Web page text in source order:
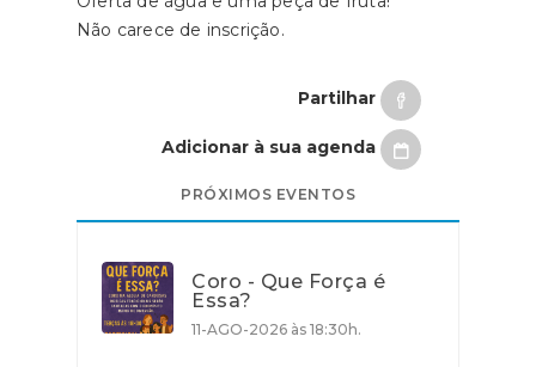
Não carece de inscrição.
Partilhar
Adicionar à sua agenda
PRÓXIMOS EVENTOS
Coro - Que Força é
Essa?
11-AGO-2026 às 18:30h.